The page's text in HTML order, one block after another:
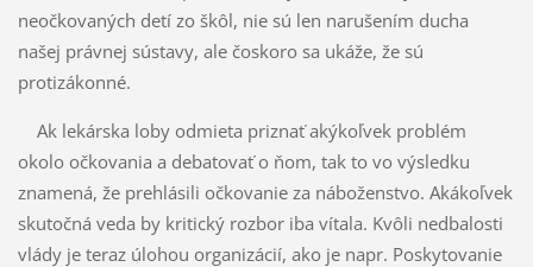
neočkovaných detí zo škôl, nie sú len narušením ducha
našej právnej sústavy, ale čoskoro sa ukáže, že sú
protizákonné.
Ak lekárska loby odmieta priznať akýkoľvek problém
okolo očkovania a debatovať o ňom, tak to vo výsledku
znamená, že prehlásili očkovanie za náboženstvo. Akákoľvek
skutočná veda by kritický rozbor iba vítala. Kvôli nedbalosti
vlády je teraz úlohou organizácií, ako je napr. Poskytovanie